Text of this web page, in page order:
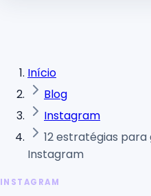
Início
Blog
Instagram
12 estratégias
Instagram
INSTAGRAM